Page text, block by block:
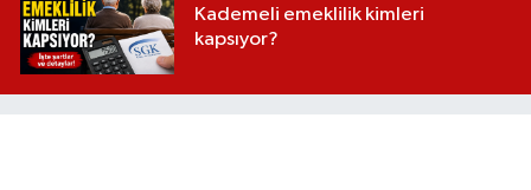
Kademeli emeklilik kimleri
kapsıyor?